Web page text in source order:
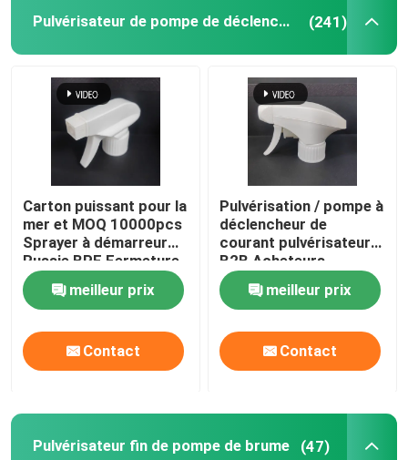
Bouteille en verre
Pulvérisateur de pompe de déclencheur (241)
Carton puissant pour la
mer et MOQ 10000pcs
Sprayer à démarreur
Russie BPF Fermeture
meilleur prix
Contact
Pulvérisation / pompe à
déclencheur de
courant pulvérisateur
B2B Acheteurs
Package 500pcs/carte
meilleur prix
Contact
Pulvérisateur fin de pompe de brume (47)